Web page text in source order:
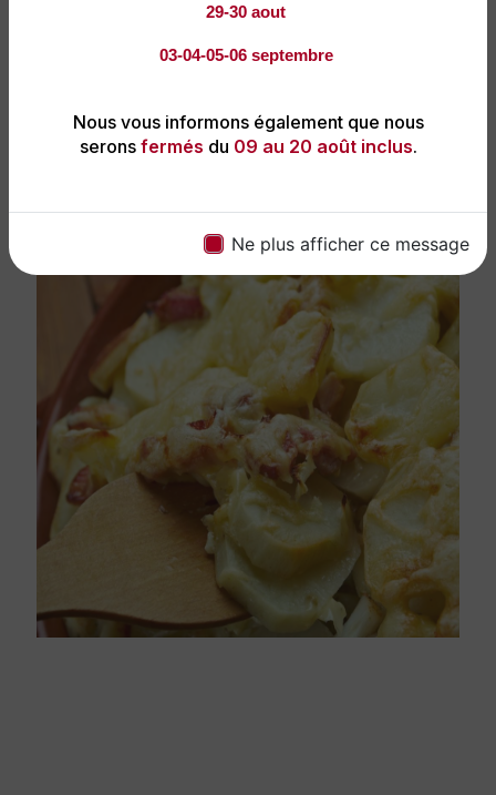
29-30 aout
03-04-05-06 septembre
Nous vous informons également que nous
serons fermés du 09 au 20 août inclus.
Ne plus afficher ce message
Faites de votre prochain événement un succès
En savoir plus Contactez-nous